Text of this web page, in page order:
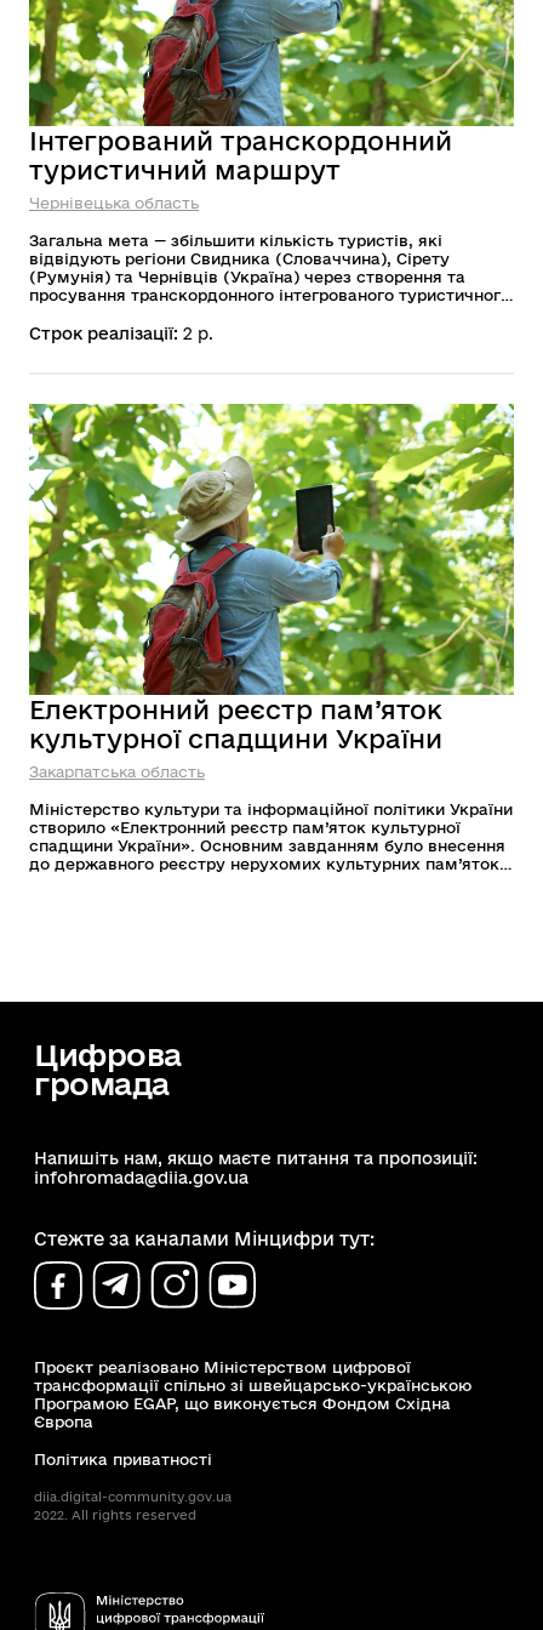
Інтегрований транскордонний
туристичний маршрут
Чернівецька область
Загальна мета — збільшити кількість туристів, які
відвідують регіони Свидника (Словаччина), Сірету
(Румунія) та Чернівців (Україна) через створення та
просування транскордонного інтегрованого туристичного
пам’ятки культури національного значення та відповідні
туристичні об’єкти Румунії, Словаччини, Угорщини та
України.
Строк реалізації: 2 р.
Електронний реєстр пам’яток
культурної спадщини України
Закарпатська область
Міністерство культури та інформаційної політики України
створило «Електронний реєстр пам’яток культурної
спадщини України». Основним завданням було внесення
до державного реєстру нерухомих культурних пам’яток
культурних пам’яток — внесення стислої інформації про
кожну пам'ятку. Після завершення всіх необхідних дій
реєстр буде в публічному доступі, а саме інформація
щодо об’єкта культурної спадщини, його розташування,
Цифрова
громада
Напишіть нам, якщо маєте питання та пропозиції:
infohromada@diia.gov.ua
Стежте за каналами Мінцифри тут:
Проєкт реалізовано Міністерством цифрової
трансформації спільно зі швейцарсько-українською
Програмою EGAP, що виконується Фондом Східна
Європа
Політика приватності
diia.digital-community.gov.ua
2022. All rights reserved